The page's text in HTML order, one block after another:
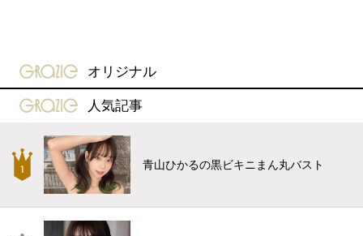
gravure-grazie
オリジナル
gravure-grazie
人気記事
青山ひかるの黒ビキニまん丸バスト